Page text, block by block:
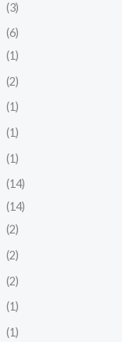
(3)
(6)
(1)
(2)
(1)
(1)
(1)
(14)
(14)
(2)
(2)
(2)
(1)
(1)